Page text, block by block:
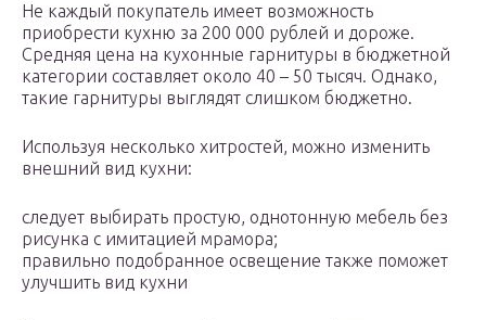
Не каждый покупатель имеет возможность
приобрести кухню за 200 000 рублей и дороже.
Средняя цена на кухонные гарнитуры в бюджетной
категории составляет около 40 – 50 тысяч. Однако,
такие гарнитуры выглядят слишком бюджетно.
Используя несколько хитростей, можно изменить
внешний вид кухни:
следует выбирать простую, однотонную мебель без
рисунка с имитацией мрамора;
правильно подобранное освещение также поможет
улучшить вид кухни